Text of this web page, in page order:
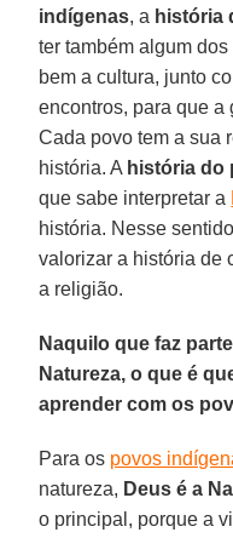
indígenas, a história
ter também algum
bem a cultura, junto
encontros, para que a
Cada povo tem a sua
história. A história do
que sabe interpretar a
história. Nesse
valorizar a história de
a religião.
Naquilo que faz
Natureza, o que é
aprender com os
Para os povos
natureza, Deus é a
o principal, porque a